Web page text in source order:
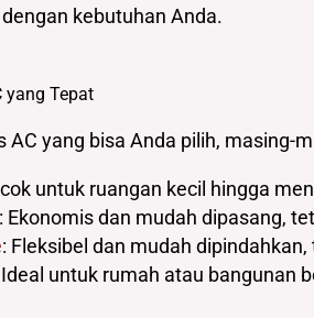
kebutuhan Anda.
yang Tepat
AC yang bisa Anda pilih, masing-
untuk ruangan kecil hingga
: Ekonomis dan mudah dipasang,
: Fleksibel dan mudah
Ideal untuk rumah atau bangunan